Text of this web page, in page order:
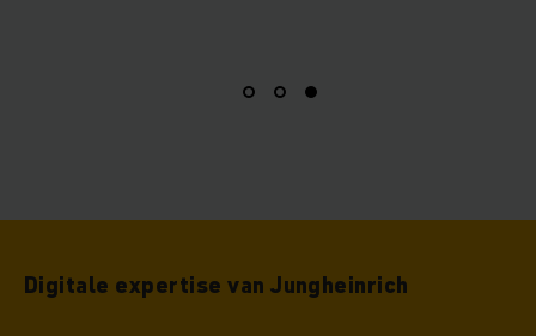
Digitale expertise van Jungheinrich